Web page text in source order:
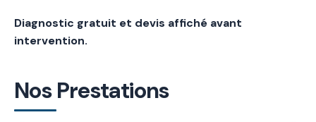
Diagnostic gratuit et devis affiché avant
intervention.
Nos Prestations